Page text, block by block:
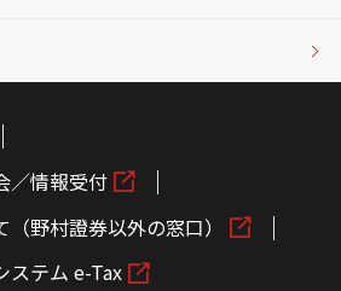
／情報受付
野村證券以外の窓口）
ステム e-Tax